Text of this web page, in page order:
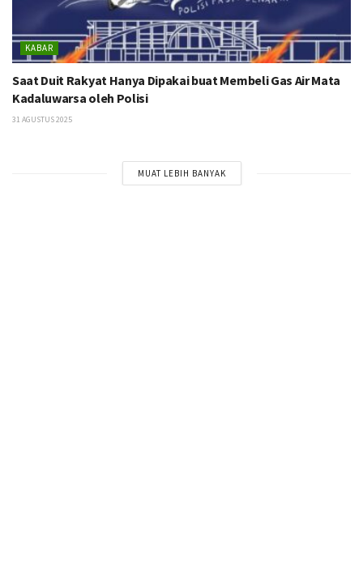
KABAR
Saat Duit Rakyat Hanya Dipakai buat Membeli Gas Air Mata
Kadaluwarsa oleh Polisi
31 AGUSTUS 2025
MUAT LEBIH BANYAK